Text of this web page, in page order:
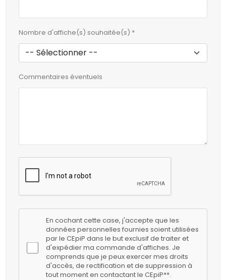
Nombre d'affiche(s) souhaitée(s) *
Commentaires éventuels
En cochant cette case, j'accepte que les
données personnelles fournies soient utilisées
par le CEpiP dans le but exclusif de traiter et
d'expédier ma commande d'affiches. Je
comprends que je peux exercer mes droits
d'accès, de rectification et de suppression à
tout moment en contactant le CEpiP**.